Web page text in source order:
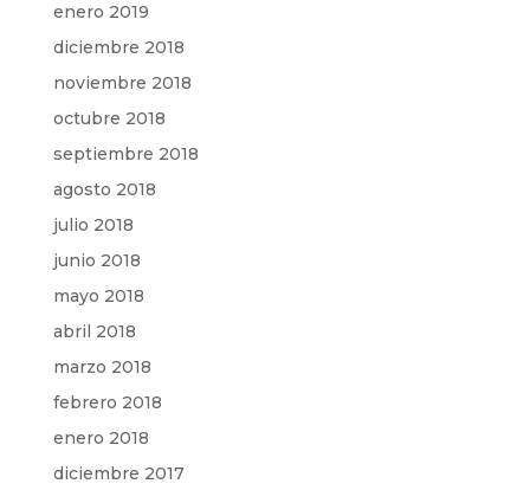
enero 2019
diciembre 2018
noviembre 2018
octubre 2018
septiembre 2018
agosto 2018
julio 2018
junio 2018
mayo 2018
abril 2018
marzo 2018
febrero 2018
enero 2018
diciembre 2017